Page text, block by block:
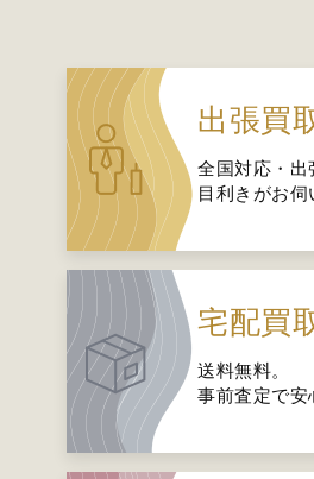
出張買
全国対応・出
目利きがお伺
宅配買
送料無料。
事前査定で安